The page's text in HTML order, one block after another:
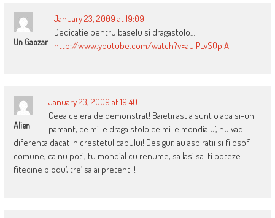
Un Gaozar
January 23, 2009 at 19:09
Dedicatie pentru baselu si dragastolo…
http://www.youtube.com/watch?v=aulPLvSQplA
Alien
January 23, 2009 at 19:40
Ceea ce era de demonstrat! Baietii astia sunt o apa si-un
pamant, ce mi-e draga stolo ce mi-e mondialu’, nu vad
diferenta dacat in crestetul capului! Desigur, au aspiratii si filosofii
comune, ca nu poti, tu mondial cu renume, sa lasi sa-ti boteze
fitecine plodu’, tre’ sa ai pretentii!